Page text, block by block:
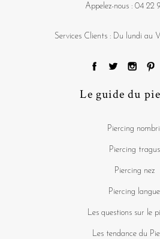
Appelez-nous : 04 22
Services Clients : Du lundi au
Le guide du
Piercing nombril
Piercing tragus
Piercing nez
Piercing langue
Les questions sur le
Les tendance du